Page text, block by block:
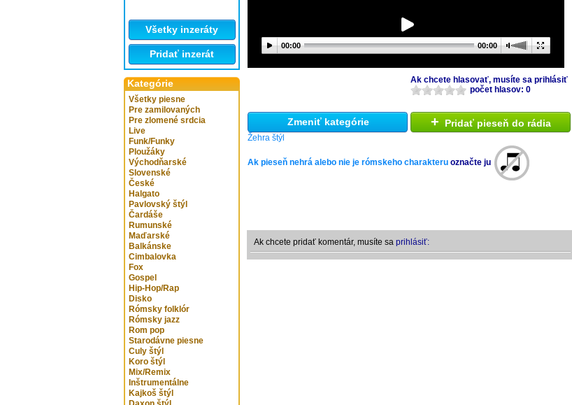
Všetky inzeráty
Pridať inzerát
Kategórie
Všetky piesne
Pre zamilovaných
Pre zlomené srdcia
Live
Funk/Funky
Ploužáky
Východňarské
Slovenské
České
Halgato
Pavlovský štýl
Čardáše
Rumunské
Maďarské
Balkánske
Cimbalovka
Fox
Gospel
Hip-Hop/Rap
Disko
Rómsky folklór
Rómsky jazz
Rom pop
Starodávne piesne
Culy štýl
Koro štýl
Mix/Remix
Inštrumentálne
Kajkoš štýl
00:00 00:00
Ak chcete hlasovať, musíte sa prihlásiť
počet hlasov: 0
Zmeniť kategórie
Žehra štýl
+ Pridať pieseň do rádia
Ak pieseň nehrá alebo nie je rómskeho charakteru označte ju
Ak chcete pridať komentár, musíte sa prihlásiť: